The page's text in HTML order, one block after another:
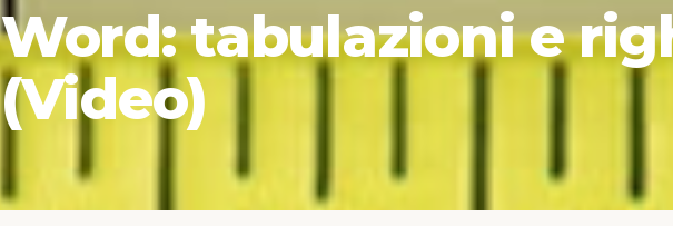
Word: tabulazioni e
(Video)